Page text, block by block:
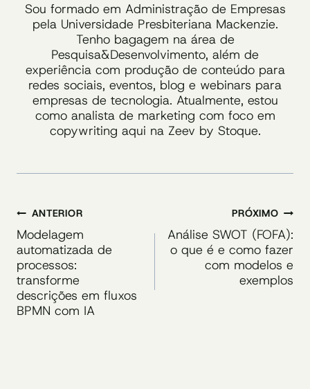
Sou formado em Administração de Empresas
pela Universidade Presbiteriana Mackenzie.
Tenho bagagem na área de
Pesquisa&Desenvolvimento, além de
experiência com produção de conteúdo para
redes sociais, eventos, blog e webinars para
empresas de tecnologia. Atualmente, estou
como analista de marketing com foco em
copywriting aqui na Zeev by Stoque.
Navegação
de
Post
ANTERIOR
Modelagem
automatizada de
processos:
transforme
descrições em fluxos
BPMN com IA
PRÓXIMO
Análise SWOT (FOFA):
o que é e como fazer
com modelos e
exemplos